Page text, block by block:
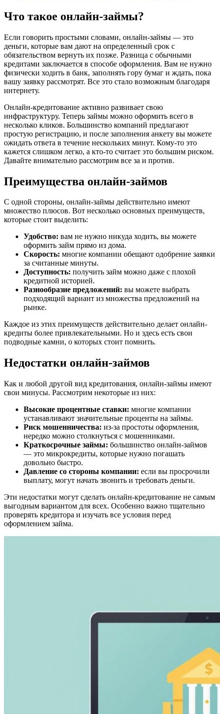
Что такое онлайн-займы?
Если говорить простыми словами, онлайн-займы — это
деньги, которые вам дают на определенный срок с
обязательством вернуть их позже. Разница с обычными
кредитами заключается в способе оформления. Вам не нужно
физически ходить в банк, заполнять гору бумаг и ждать, пока
вашу заявку рассмотрят. Все это стало возможным благодаря
интернету.
Онлайн-кредитование активно развивает свою
инфраструктуру. Теперь займы можно оформить всего в
несколько кликов. Большинство компаний предлагают
простую регистрацию, и после заполнения анкету вы можете
ожидать ответа в течение нескольких минут. Кому-то это
кажется слишком легко, а кто-то считает это большим риском.
Давайте внимательно рассмотрим все за и против.
Преимущества онлайн-займов
С одной стороны, онлайн-займы действительно имеют
множество плюсов. Вот несколько основных преимуществ,
которые стоит выделить:
Удобство: вам не нужно никуда ходить, вы можете
оформить займ прямо из дома.
Скорость: многие компании обещают одобрение заявки
за считанные минуты.
Доступность: получить займ можно даже с плохой
кредитной историей.
Разнообразие предложений: вы можете выбрать
подходящий вариант из множества предложений на
рынке.
Каждое из этих преимуществ действительно делает онлайн-
кредиты более привлекательными. Но и здесь есть свои
подводные камни, о которых стоит помнить.
Недостатки онлайн-займов
Как и любой другой вид кредитования, онлайн-займы имеют
свои минусы. Рассмотрим некоторые из них:
Высокие процентные ставки: многие компании
устанавливают значительные проценты на займы.
Риск мошенничества: из-за простоты оформления,
нередко можно столкнуться с мошенниками.
Краткосрочные займы: большинство онлайн-займов
— это микрокредиты, которые нужно погашать
довольно быстро.
Давление со стороны компании: если вы просрочили
выплату, могут начать звонить и требовать деньги.
Эти недостатки могут сделать онлайн-кредитование не самым
выгодным вариантом для всех. Особенно важно тщательно
проверять кредитора и изучать все условия перед
оформлением займа.